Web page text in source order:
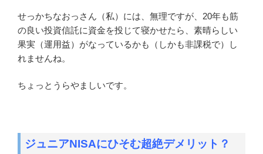
せっかちなおっさん（私）には、無理ですが、20年も筋
の良い投資信託に資金を投じて寝かせたら、素晴らしい
果実（運用益）がなっているかも（しかも非課税で）し
れませんね。
ちょっとうらやましいです。
ジュニアNISAにひそむ超絶デメリット？